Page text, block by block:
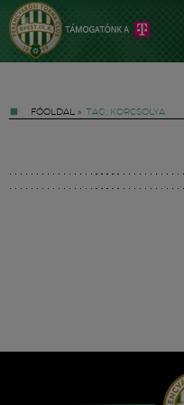
FŐOLDAL » TAG: KORCSOLYA
Hírek